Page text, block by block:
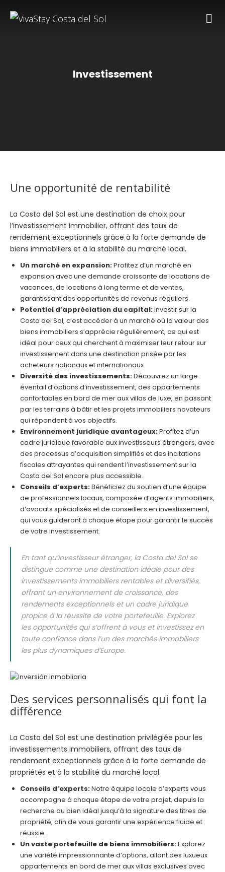
Investissement
Une opportunité de rentabilité
La Costa del Sol est une destination de choix pour
l’investissement immobilier, offrant des taux de
rendement exceptionnels grâce à la forte demande de
biens immobiliers et à la stabilité du marché local.
Un marché en expansion:Profitez d’un marché en
expansion avec une demande croissante de locations de
vacances, de locations à long terme et de ventes,
garantissant des opportunités de revenus réguliers.
Potentiel d’appréciation du capital:Investir sur la
Costa del Sol, c’est accéder à un marché où la valeur des
biens immobiliers s’apprécie régulièrement, ce qui est
idéal pour ceux qui cherchent à maximiser leur retour sur
investissement dans une destination prisée par les
acheteurs nationaux et internationaux.
Diversité des investissements:Découvrez un large
éventail d’options d’investissement, des appartements
confortables en bord de mer aux villas de luxe, en passant
par les terrains à bâtir et les projets immobiliers novateurs
qui répondent à vos objectifs.
Environnement juridique avantageux:Profitez d’un
cadre juridique favorable aux investisseurs étrangers, avec
des processus d’acquisition simplifiés et des incitations
fiscales attrayantes qui rendent l’investissement sur la
Costa del Sol encore plus accessible.
Conseils d’experts:Bénéficiez du soutien d’une équipe
de professionnels locaux, composée d’agents immobiliers,
d’avocats spécialisés et de conseillers en investissement,
qui vous guideront à chaque étape pour garantir le succès
de votre investissement.
En tant qu’investisseur étranger, la Costa del Sol se
distingue comme une destination idéale pour des
investissements immobiliers rentables et diversifiés,
offrant un environnement de croissance, des
rendements exceptionnels et un cadre juridique
propice à la réussite de votre portefeuille. Explorez
les opportunités qui s’offrent à vous et investissez en
toute confiance dans l’un des marchés immobiliers
les plus dynamiques d’Europe.
Des services personnalisés qui font la
différence
La Costa del Sol est une destination privilégiée pour les
investissements immobiliers, offrant des taux de
rendement exceptionnels grâce à la forte demande de
propriétés et à la stabilité du marché local.
Conseils d’experts:Notre équipe locale d’experts vous
accompagne à chaque étape de votre projet, depuis la
recherche du bien idéal jusqu’à la signature des titres de
propriété, afin de vous garantir une expérience fluide et
réussie.
Un vaste portefeuille de biens immobiliers:Explorez
une variété impressionnante d’options, allant des luxueux
appartements en bord de mer aux villas exclusives avec